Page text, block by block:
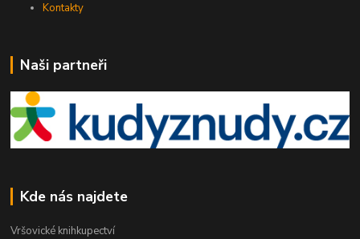
Kontakty
Naši partneři
Kde nás najdete
Vršovické knihkupectví